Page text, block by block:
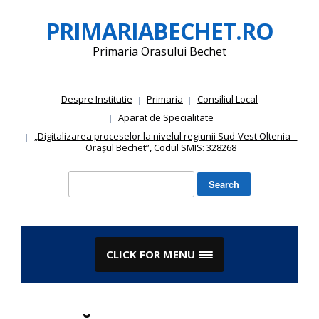
to
content
PRIMARIABECHET.RO
Primaria Orasului Bechet
Despre Institutie Primaria
Consiliul Local
Aparat de Specialitate
„Digitalizarea proceselor la nivelul regiunii Sud-Vest Oltenia –
Orașul Bechet”, Codul SMIS: 328268
CLICK FOR MENU